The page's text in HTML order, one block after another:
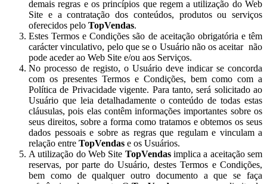
demais regras e os princípios que regem a utilização do Web
Site e a contratação dos conteúdos, produtos ou serviços
oferecidos pelo TopVendas.
Estes Termos e Condições são de aceitação obrigatória e têm
carácter vinculativo, pelo que se o Usuário não os aceitar não
pode aceder ao Web Site e/ou aos Serviços.
No processo de registo, o Usuário deve indicar se concorda
com os presentes Termos e Condições, bem como com a
Política de Privacidade vigente. Para tanto, será solicitado ao
Usuário que leia detalhadamente o conteúdo de todas estas
cláusulas, pois elas contêm informações importantes sobre os
seus direitos, sobre a forma como tratamos e obtemos os seus
dados pessoais e sobre as regras que regulam e vinculam a
relação entre TopVendas e os Usuários.
A utilização do Web Site TopVendasimplica a aceitação sem
reservas, por parte do Usuário, destes Termos e Condições,
bem como de qualquer outro documento a que se faça